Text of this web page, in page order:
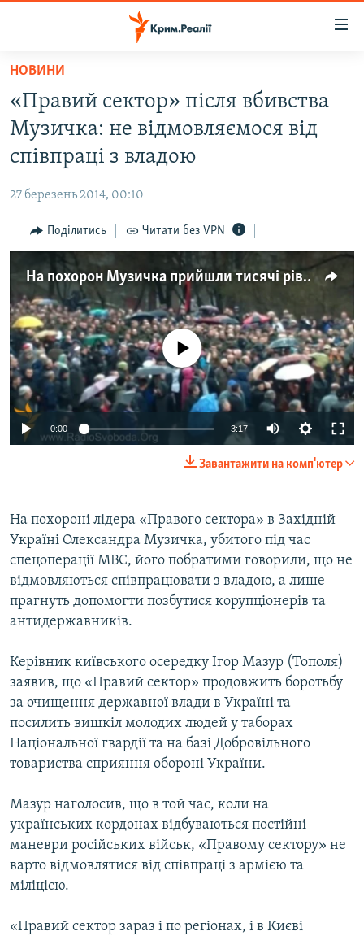
Перейти
основного
матеріалу
Перейти
до
основної
навігації
Перейти
до
пошуку
ВОДА.КРИМ
ВІДЕО ТА ФОТО
БЛОГИ
ПОГЛЯД
ІНТЕРВ'Ю
ВСЕ ЗА ДЕНЬ
СПЕЦПРОЕКТИ
ДЕПОРТАЦІЯ
ВІДЕОУРОКИ «ELIFBE»
СВІДЧЕННЯ ОКУПАЦІЇ
УКРАЇНСЬКА ПРОБЛЕМА КРИМУ
ЯК ОБІЙТИ БЛОКУВАННЯ
Русский
Qırımtatar
Усі сайти RFE/RL
НОВИНИ
«Правий сектор» після вбивства
Музичка: не відмовляємося від
співпраці з владою
27 березень 2014, 00:10
Поділитись Читати без VPN
На похорон Музичка прийшли тисячі рівнян
No media source currently available
0:00 3:17
Завантажити на комп'ютер
На похороні лідера «Правого сектора» в Західній
Україні Олександра Музичка, убитого під час
спецоперації МВС, його побратими говорили, що не
відмовляються співпрацювати з владою, а лише
прагнуть допомогти позбутися корупціонерів та
антидержавників.
Керівник київського осередку Ігор Мазур (Тополя)
заявив, що «Правий сектор» продовжить боротьбу
за очищення державної влади в Україні та
посилить вишкіл молодих людей у таборах
Національної гвардії та на базі Добровільного
товариства сприяння обороні України.
Мазур наголосив, що в той час, коли на
українських кордонах відбуваються постійні
маневри російських військ, «Правому сектору» не
варто відмовлятися від співпраці з армією та
міліцією.
«Правий сектор зараз і по регіонах, і в Києві